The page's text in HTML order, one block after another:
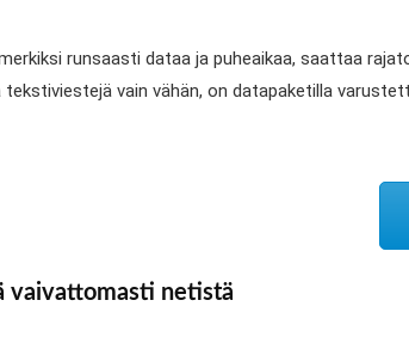
runsaasti dataa ja puheaikaa, saattaa
tekstiviestejä vain vähän, on datapaketilla
vaivattomasti netistä